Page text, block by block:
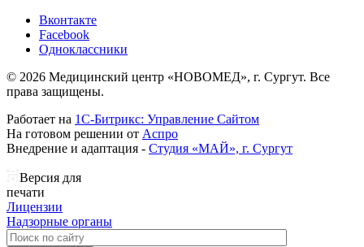
Вконтакте
Facebook
Одноклассники
© 2026 Медицинский центр «НОВОМЕД», г. Сургут. Все
права защищены.
Работает на 1С-Битрикс: Управление Сайтом
На готовом решении от Аспро
Внедрение и адаптация - Студия «МАЙ», г. Сургут
Версия для
печати
Лицензии
Надзорные органы